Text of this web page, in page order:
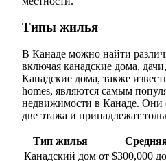
Типы жилья
В Канаде можно найти
включая канадские дома,
Канадские дома, также
homes, являются самым
недвижимости в Канаде.
две этажа и принадлежат
Тип жилья
Канадский дом от $300,000